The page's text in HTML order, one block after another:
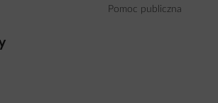
Pomoc publiczna